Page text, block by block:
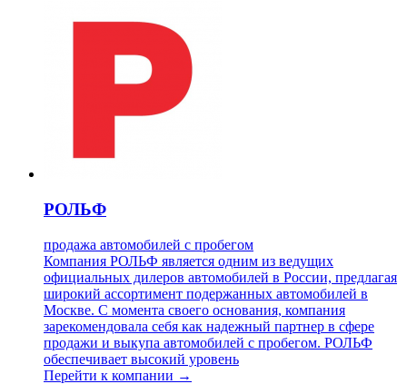
РОЛЬФ
продажа автомобилей с пробегом
Компания РОЛЬФ является одним из ведущих
официальных дилеров автомобилей в России, предлагая
широкий ассортимент подержанных автомобилей в
Москве. С момента своего основания, компания
зарекомендовала себя как надежный партнер в сфере
продажи и выкупа автомобилей с пробегом. РОЛЬФ
обеспечивает высокий уровень
Перейти к компании →